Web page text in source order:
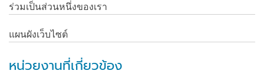
ร่วมเป็นส่วนหนึ่งของเรา
แผนผังเว็บไซต์
หน่วยงานที่เกี่ยวข้อง